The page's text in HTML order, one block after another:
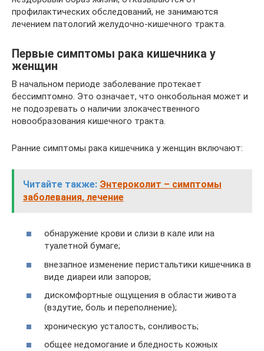
профилактических обследований, не занимаются
лечением патологий желудочно-кишечного тракта.
Первые симптомы рака кишечника у
женщин
В начальном периоде заболевание протекает
бессимптомно. Это означает, что онкобольная может и
не подозревать о наличии злокачественного
новообразования кишечного тракта.
Ранние симптомы рака кишечника у женщин включают:
Читайте также: Энтероколит – симптомы
заболевания, лечение
обнаружение крови и слизи в кале или на
туалетной бумаге;
внезапное изменение перистальтики кишечника в
виде диареи или запоров;
дискомфортные ощущения в области живота
(вздутие, боль и переполнение);
хроническую усталость, сонливость;
общее недомогание и бледность кожных